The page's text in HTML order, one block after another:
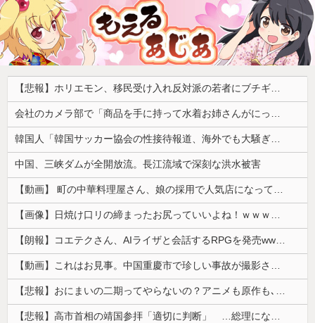
【悲報】ホリエモン、移民受け入れ反対派の若者にブチギレ「差別するなんて最低だ！」 → スタジオ誰も反論できず沈黙 ………
会社のカメラ部で「商品を手に持って水着お姉さんがにっこり」を撮影、だがお姉さんは素人アルバイトで親バレした結果……
韓国人「韓国サッカー協会の性接待報道、海外でも大騒ぎに・・・2002年W杯4強の記録取り消しの声も」→「マジで国の恥だ」「2002年まで疑う価値...
中国、三峡ダムが全開放流。長江流域で深刻な洪水被害
【動画】 町の中華料理屋さん、娘の採用で人気店になってしまう
【画像】日焼け口リの締まったお尻っていいよね！ｗｗｗｗｗ
【朗報】コエテクさん、AIライザと会話するRPGを発売wwwwwwwwwwww
【動画】これはお見事。中国重慶市で珍しい事故が撮影される。
【悲報】おにまいの二期ってやらないの？アニメも原作も､外人からも人気あったのに
【悲報】高市首相の靖国参拝「適切に判断」 …総理になる前の昨年は参拝